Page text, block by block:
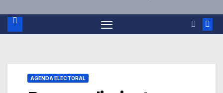
AGENDA ELECTORAL